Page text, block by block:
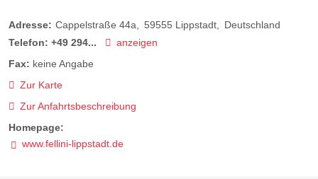
Adresse: Cappelstraße 44a 59555 Lippstadt
Deutschland
Telefon: +49 294...
anzeigen
Fax: keine Angabe
Zur Karte
Zur Anfahrtsbeschreibung
Homepage:
www.fellini-lippstadt.de